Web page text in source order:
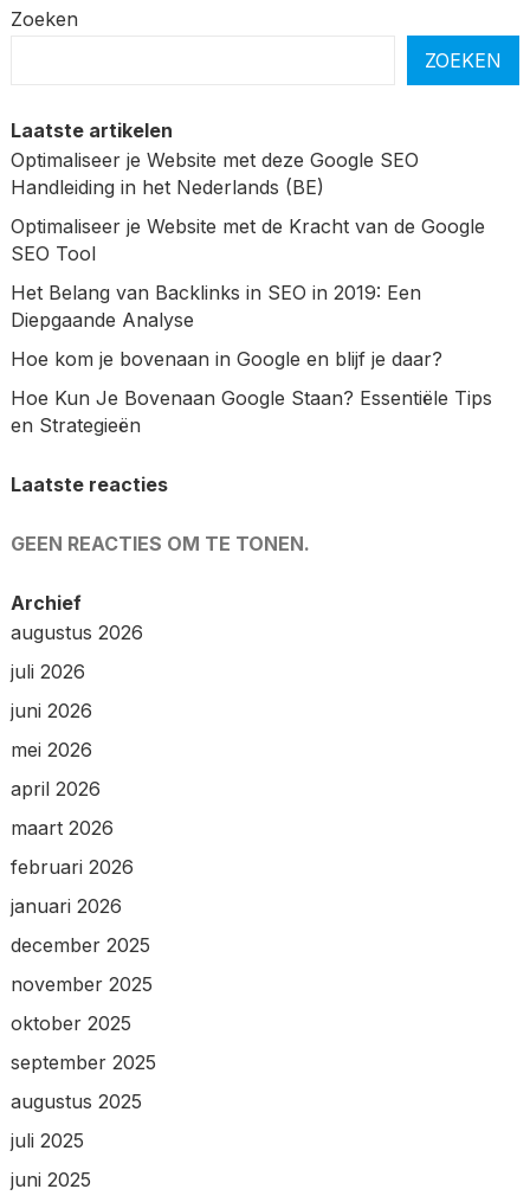
Zoeken
ZOEKEN
Laatste artikelen
Optimaliseer je Website met deze Google SEO
Handleiding in het Nederlands (BE)
Optimaliseer je Website met de Kracht van de Google
SEO Tool
Het Belang van Backlinks in SEO in 2019: Een
Diepgaande Analyse
Hoe kom je bovenaan in Google en blijf je daar?
Hoe Kun Je Bovenaan Google Staan? Essentiële Tips
en Strategieën
Laatste reacties
GEEN REACTIES OM TE TONEN.
Archief
augustus 2026
juli 2026
juni 2026
mei 2026
april 2026
maart 2026
februari 2026
januari 2026
december 2025
november 2025
oktober 2025
september 2025
augustus 2025
juli 2025
juni 2025